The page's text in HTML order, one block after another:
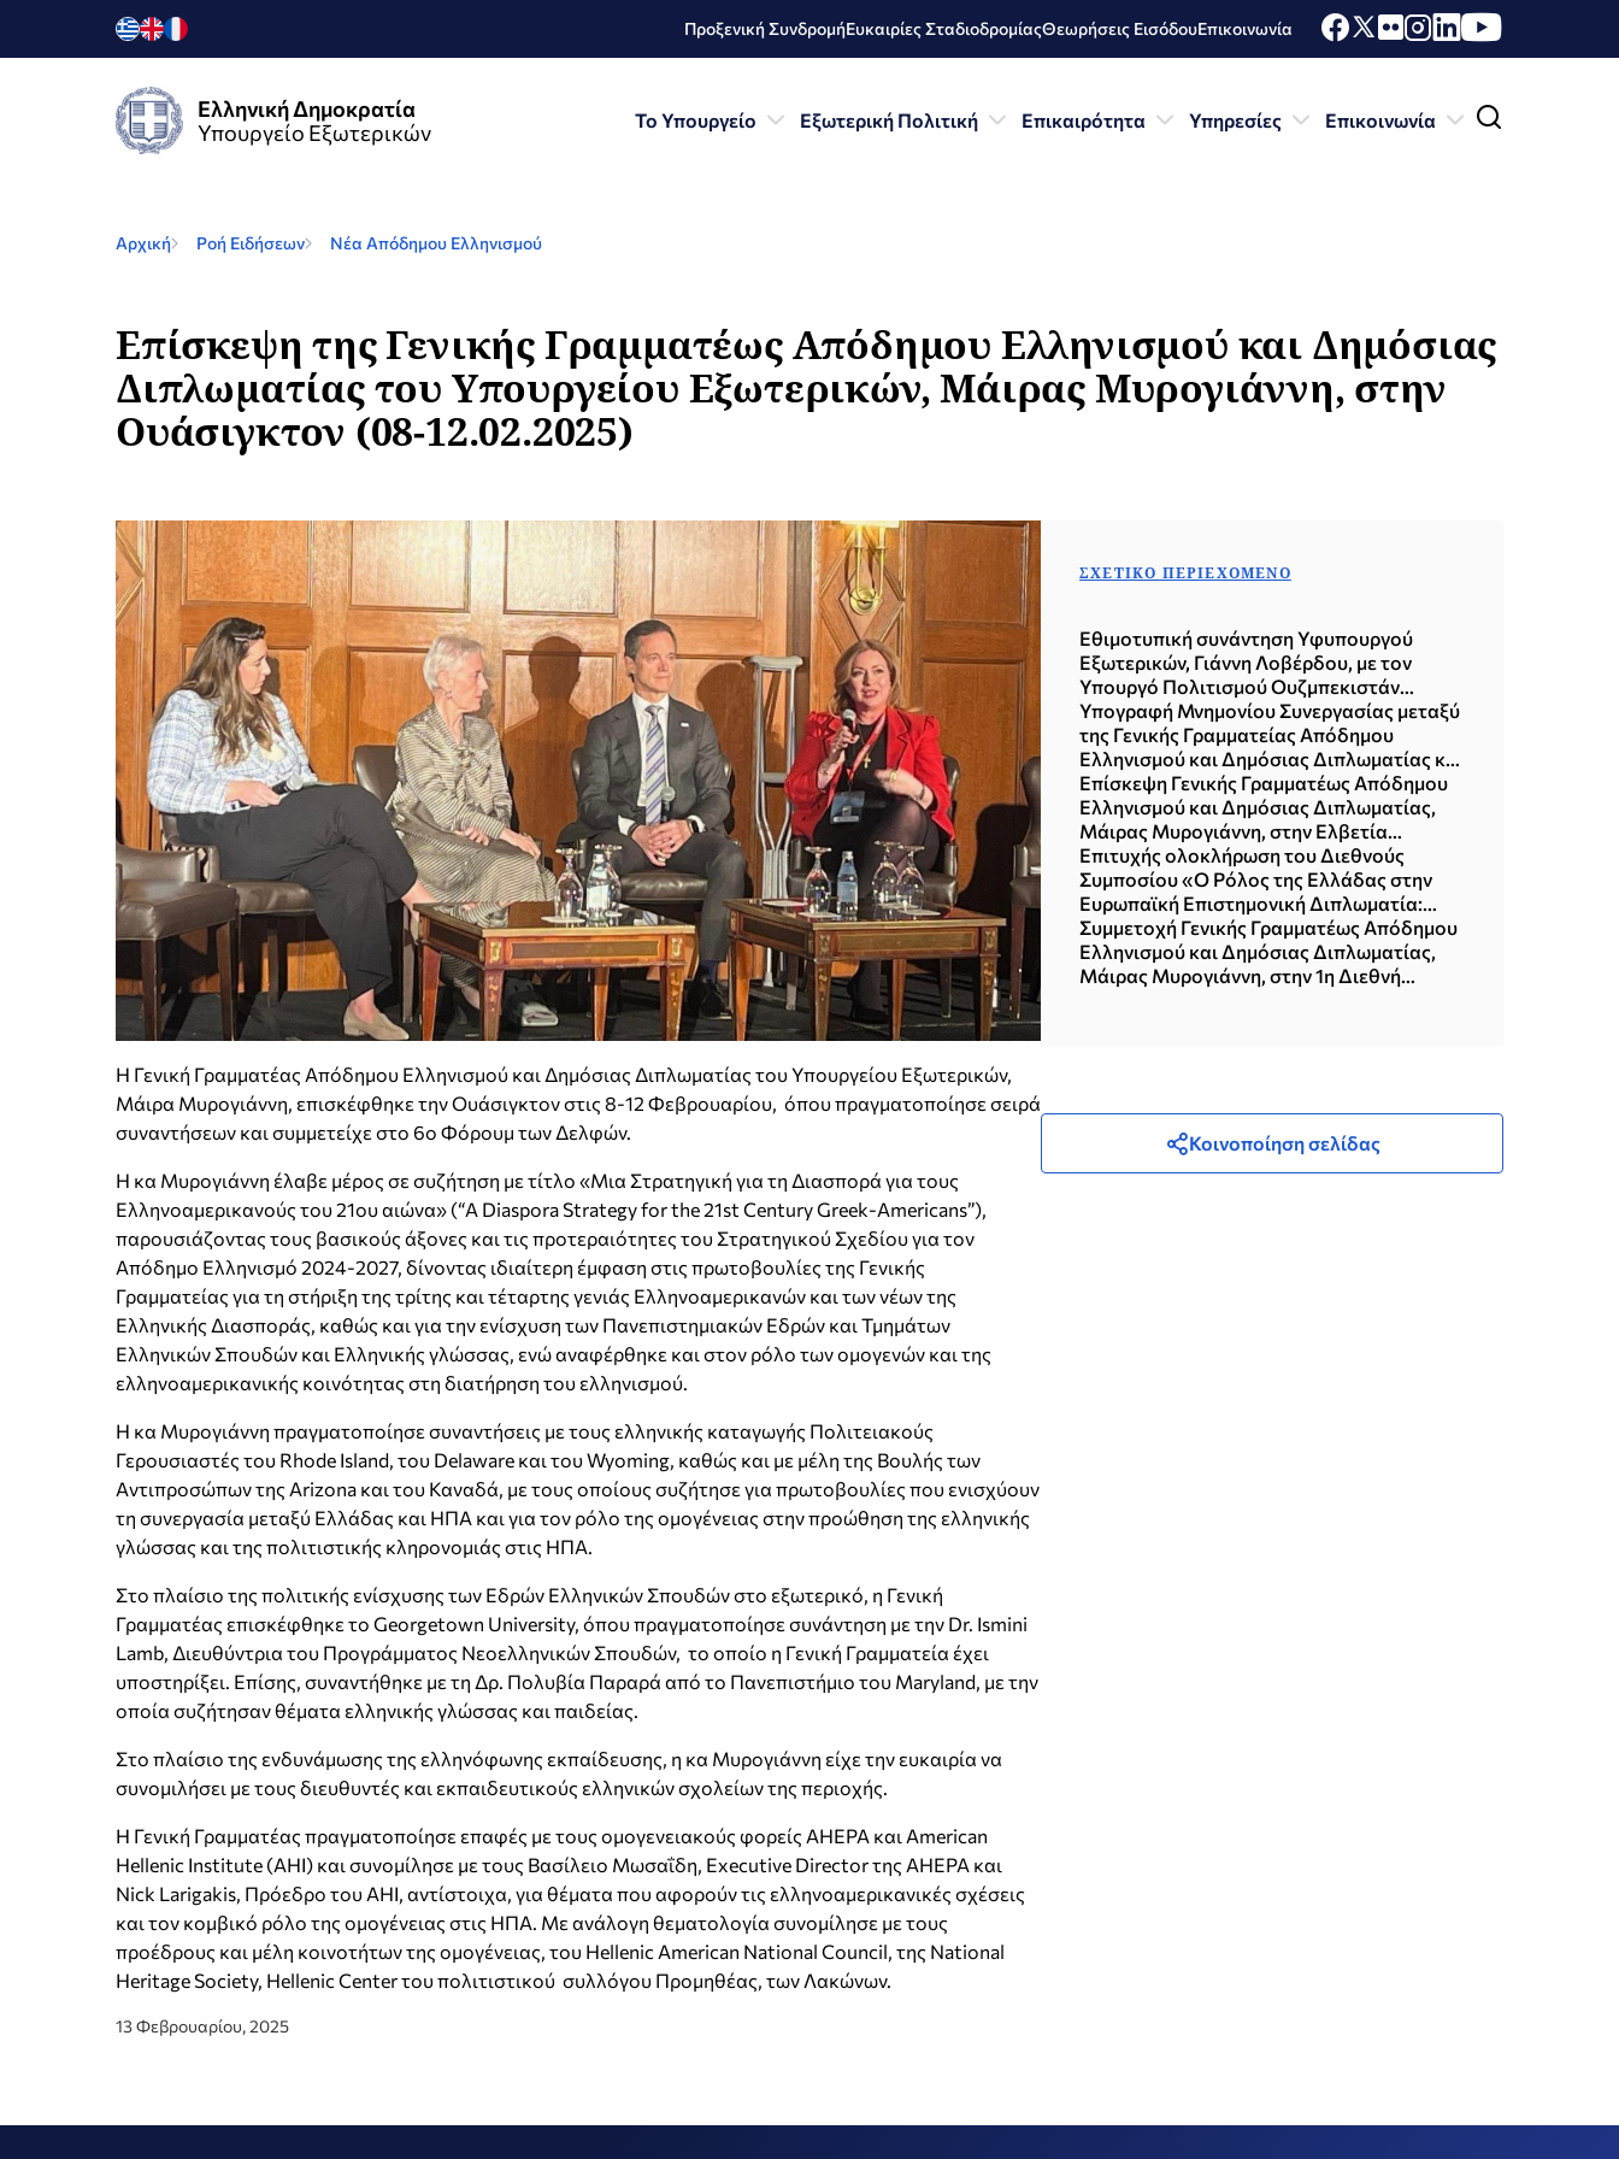
Προξενική ΣυνδρομήΕυκαιρίες ΣταδιοδρομίαςΘεωρήσεις ΕισόδουΕπικοινωνία
Ελληνική Δημοκρατία
Υπουργείο Εξωτερικών
Το Υπουργείο Εξωτερική Πολιτική Επικαιρότητα Υπηρεσίες Επικοινωνία
Αρχική Ροή Ειδήσεων Nέα Απόδημου Ελληνισμού
Επίσκεψη της Γενικής Γραμματέως Απόδημου Ελληνισμού και Δημόσιας
Διπλωματίας του Υπουργείου Εξωτερικών, Μάιρας Μυρογιάννη, στην
Ουάσιγκτον (08-12.02.2025)
Η Γενική Γραμματέας Απόδημου Ελληνισμού και Δημόσιας Διπλωματίας του Υπουργείου Εξωτερικών,
Μάιρα Μυρογιάννη, επισκέφθηκε την Ουάσιγκτον στις 8-12 Φεβρουαρίου, όπου πραγματοποίησε σειρά
συναντήσεων και συμμετείχε στο 6ο Φόρουμ των Δελφών.
Η κα Μυρογιάννη έλαβε μέρος σε συζήτηση με τίτλο «Μια Στρατηγική για τη Διασπορά για τους
Ελληνοαμερικανούς του 21ου αιώνα» (“A Diaspora Strategy for the 21st Century Greek-Americans”),
παρουσιάζοντας τους βασικούς άξονες και τις προτεραιότητες του Στρατηγικού Σχεδίου για τον
Απόδημο Ελληνισμό 2024-2027, δίνοντας ιδιαίτερη έμφαση στις πρωτοβουλίες της Γενικής
Γραμματείας για τη στήριξη της τρίτης και τέταρτης γενιάς Ελληνοαμερικανών και των νέων της
Ελληνικής Διασποράς, καθώς και για την ενίσχυση των Πανεπιστημιακών Εδρών και Τμημάτων
Ελληνικών Σπουδών και Ελληνικής γλώσσας, ενώ αναφέρθηκε και στον ρόλο των oμογενών και της
ελληνοαμερικανικής κοινότητας στη διατήρηση του ελληνισμού.
Η κα Μυρογιάννη πραγματοποίησε συναντήσεις με τους ελληνικής καταγωγής Πολιτειακούς
Γερουσιαστές του Rhode Island, του Delaware και του Wyoming, καθώς και με μέλη της Bουλής των
Aντιπροσώπων της Arizona και του Καναδά, με τους οποίους συζήτησε για πρωτοβουλίες που ενισχύουν
τη συνεργασία μεταξύ Ελλάδας και ΗΠΑ και για τον ρόλο της ομογένειας στην προώθηση της ελληνικής
γλώσσας και της πολιτιστικής κληρονομιάς στις ΗΠΑ.
Στο πλαίσιο της πολιτικής ενίσχυσης των Εδρών Ελληνικών Σπουδών στο εξωτερικό, η Γενική
Γραμματέας επισκέφθηκε το Georgetown University, όπου πραγματοποίησε συνάντηση με την Dr. Ismini
Lamb, Διευθύντρια του Προγράμματος Νεοελληνικών Σπουδών, το οποίο η Γενική Γραμματεία έχει
υποστηρίξει. Επίσης, συναντήθηκε με τη Δρ. Πολυβία Παραρά από το Πανεπιστήμιο του Maryland, με την
οποία συζήτησαν θέματα ελληνικής γλώσσας και παιδείας.
Στο πλαίσιο της ενδυνάμωσης της ελληνόφωνης εκπαίδευσης, η κα Μυρογιάννη είχε την ευκαιρία να
συνομιλήσει με τους διευθυντές και εκπαιδευτικούς ελληνικών σχολείων της περιοχής.
Η Γενική Γραμματέας πραγματοποίησε επαφές με τους ομογενειακούς φορείς AHEPA και American
Hellenic Institute (AHI) και συνομίλησε με τους Βασίλειο Μωσαΐδη, Executive Director της AHEPA και
Nick Larigakis, Πρόεδρο του AHI, αντίστοιχα, για θέματα που αφορούν τις ελληνοαμερικανικές σχέσεις
και τον κομβικό ρόλο της ομογένειας στις ΗΠΑ. Με ανάλογη θεματολογία συνομίλησε με τους
προέδρους και μέλη κοινοτήτων της ομογένειας, του Hellenic American National Council, της National
Heritage Society, Hellenic Center του πολιτιστικού συλλόγου Προμηθέας, των Λακώνων.
13 Φεβρουαρίου, 2025
ΣΧΕΤΙΚΌ ΠΕΡΙΕΧΌΜΕΝΟ
Εθιμοτυπική συνάντηση Υφυπουργού
Εξωτερικών, Γιάννη Λοβέρδου, με τον
Υπουργό Πολιτισμού Ουζμπεκιστάν
Ozodbek Nazarbekov (15.07.2026)
Υπογραφή Μνημονίου Συνεργασίας μεταξύ
της Γενικής Γραμματείας Απόδημου
Ελληνισμού και Δημόσιας Διπλωματίας και
της BioInnovation Greece (Αθήνα,
08.07.2026)
Επίσκεψη Γενικής Γραμματέως Απόδημου
Ελληνισμού και Δημόσιας Διπλωματίας,
Μάιρας Μυρογιάννη, στην Ελβετία
(Βασιλεία & Ζυρίχη, 15-18.06.2026)
Επιτυχής ολοκλήρωση του Διεθνούς
Συμποσίου «Ο Ρόλος της Ελλάδας στην
Ευρωπαϊκή Επιστημονική Διπλωματία:
Δημιουργώντας Συνδέσεις,
Διαμορφώνοντας το Μέλλον» (Αθήνα,
11.06.2026)
Συμμετοχή Γενικής Γραμματέως Απόδημου
Ελληνισμού και Δημόσιας Διπλωματίας,
Μάιρας Μυρογιάννη, στην 1η Διεθνή
Κοινοποίηση σελίδας